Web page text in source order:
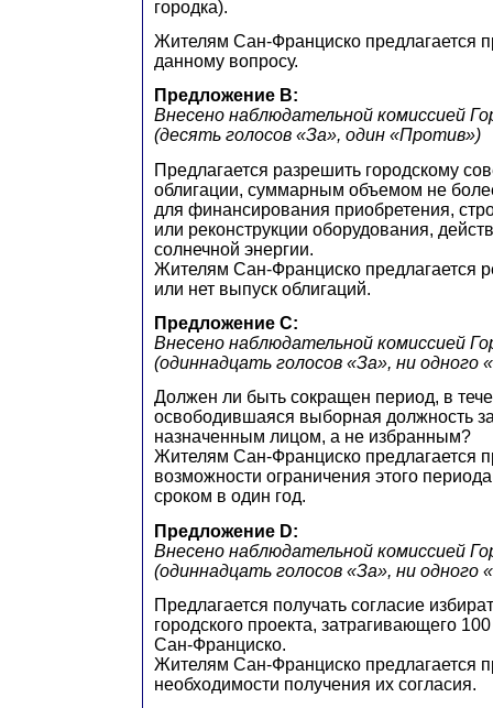
городка).
Жителям Сан-Франциско предлагается
данному вопросу.
Предложение B:
Внесено наблюдательной комиссией
(десять голосов «За», один «Против»)
Предлагается разрешить городскому
облигации, суммарным объемом не
для финансирования приобретения,
или реконструкции оборудования,
солнечной энергии.
Жителям Сан-Франциско предлагается
или нет выпуск облигаций.
Предложение C:
Внесено наблюдательной комиссией
(одиннадцать голосов «За», ни одного
Должен ли быть сокращен период, в
освободившаяся выборная должность
назначенным лицом, а не избранным?
Жителям Сан-Франциско предлагается
возможности ограничения этого
сроком в один год.
Предложение D:
Внесено наблюдательной комиссией
(одиннадцать голосов «За», ни одного
Предлагается получать согласие
городского проекта, затрагивающего
Сан-Франциско.
Жителям Сан-Франциско предлагается
необходимости получения их согласия.